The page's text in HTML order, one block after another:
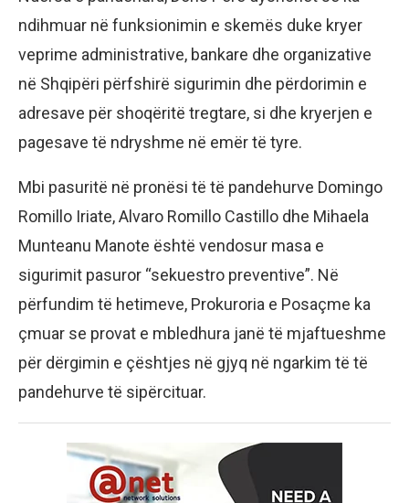
ndihmuar në funksionimin e skemës duke kryer
veprime administrative, bankare dhe organizative
në Shqipëri përfshirë sigurimin dhe përdorimin e
adresave për shoqëritë tregtare, si dhe kryerjen e
pagesave të ndryshme në emër të tyre.
Mbi pasuritë në pronësi të të pandehurve Domingo
Romillo Iriate, Alvaro Romillo Castillo dhe Mihaela
Munteanu Manote është vendosur masa e
sigurimit pasuror “sekuestro preventive”. Në
përfundim të hetimeve, Prokuroria e Posaçme ka
çmuar se provat e mbledhura janë të mjaftueshme
për dërgimin e çështjes në gjyq në ngarkim të të
pandehurve të sipërcituar.